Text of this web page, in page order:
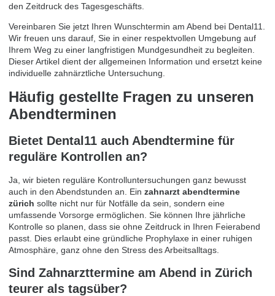
den Zeitdruck des Tagesgeschäfts.
Vereinbaren Sie jetzt Ihren Wunschtermin am Abend bei Dental11
Wir freuen uns darauf, Sie in einer respektvollen Umgebung auf
Ihrem Weg zu einer langfristigen Mundgesundheit zu begleiten.
Dieser Artikel dient der allgemeinen Information und ersetzt keine
individuelle zahnärztliche Untersuchung.
Häufig gestellte Fragen zu unseren
Abendterminen
Bietet Dental11 auch Abendtermine für
reguläre Kontrollen an?
Ja, wir bieten reguläre Kontrolluntersuchungen ganz bewusst
auch in den Abendstunden an. Ein zahnarzt abendtermine
zürich sollte nicht nur für Notfälle da sein, sondern eine
umfassende Vorsorge ermöglichen. Sie können Ihre jährliche
Kontrolle so planen, dass sie ohne Zeitdruck in Ihren Feierabend
passt. Dies erlaubt eine gründliche Prophylaxe in einer ruhigen
Atmosphäre, ganz ohne den Stress des Arbeitsalltags.
Sind Zahnarzttermine am Abend in Zürich
teurer als tagsüber?